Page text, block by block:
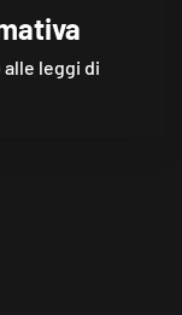
leggi di